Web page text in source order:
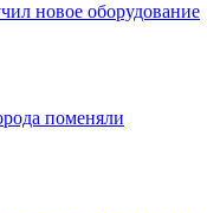
новое оборудование
поменяли